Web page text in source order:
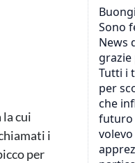
la cui
i
per